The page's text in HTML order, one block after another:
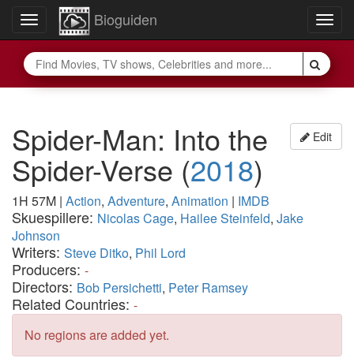
Toggle
navigation
Bioguiden
Edit
Spider-Man: Into the
Spider-Verse (2018)
1H 57M | Action, Adventure, Animation | IMDB
Skuespillere: Nicolas Cage, Hailee Steinfeld, Jake
Johnson
Writers: Steve Ditko, Phil Lord
Producers: -
Directors: Bob Persichetti, Peter Ramsey
Related Countries: -
No regions are added yet.